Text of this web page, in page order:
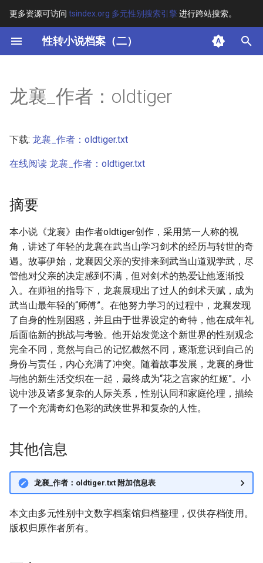
更多资源可访问 tsindex.org 多元性别搜索引擎进行跨站搜索。
性转小说档案（二）
键
开
搜
索
其他信息
正文
龙襄_作者：oldtiger
下载: 龙襄_作者：oldtiger.txt
在线阅读 龙襄_作者：oldtiger.txt
摘要
本小说《龙襄》由作者oldtiger创作，采用第一人称的视
角，讲述了年轻的龙襄在武当山学习剑术的经历与转世的奇
遇。故事伊始，龙襄因父亲的安排来到武当山道观学武，尽
管他对父亲的决定感到不满，但对剑术的热爱让他逐渐投
入。在师祖的指导下，龙襄展现出了过人的剑术天赋，成为
武当山最年轻的“师傅”。在他努力学习的过程中，龙襄发现
了自身的性别困惑，并且由于世界设定的奇特，他在成年礼
后面临新的挑战与考验。他开始发觉这个新世界的性别观念
完全不同，竟然与自己的记忆截然不同，逐渐意识到自己的
身份与责任，内心充满了冲突。随着故事发展，龙襄的身世
与他的新生活交织在一起，最终成为“花之宫家的红姬”。小
说中涉及诸多复杂的人际关系，性别认同和家庭伦理，描绘
了一个充满奇幻色彩的武侠世界和复杂的人性。
其他信息
龙襄_作者：oldtiger.txt 附加信息表
本文由多元性别中文数字档案馆归档整理，仅供存档使用。
版权归原作者所有。